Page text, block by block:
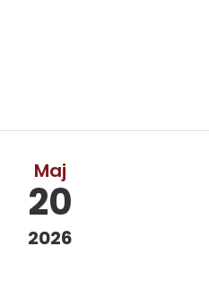
Maj
20
2026